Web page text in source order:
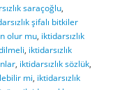
saraçoğlu
şifalı bitkiler
olur mu iktidarsızlık
iktidarsızlık
iktidarsızlık sözlük
mi iktidarsızlık